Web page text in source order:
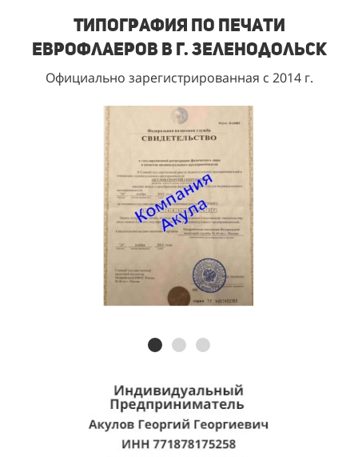
Типография по печати
еврофлаеров в г. Зеленодольск
Официально зарегистрированная с 2014 г.